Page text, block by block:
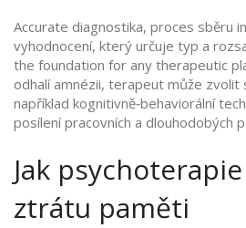
Accurate diagnostika, proces sběru
vyhodnocení, který určuje typ a
the foundation for any therapeutic
odhalí amnézii, terapeut může zvolit
například kognitivně‑behaviorální
posílení pracovních a dlouhodobých
Jak
ztrátu paměti